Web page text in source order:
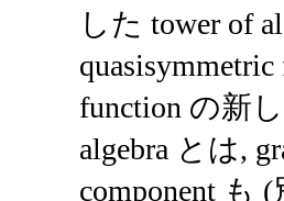
した tower of
function の新
algebra とは,
component も